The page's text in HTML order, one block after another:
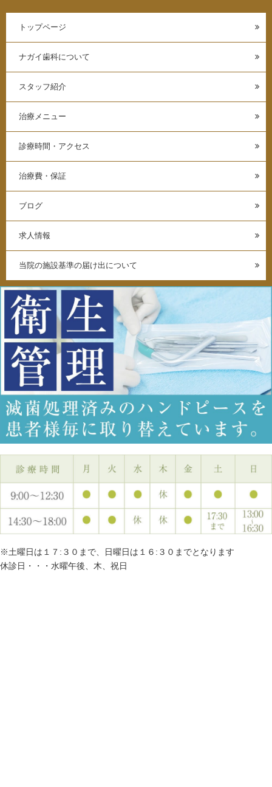
トップページ
ナガイ歯科について
スタッフ紹介
治療メニュー
診療時間・アクセス
治療費・保証
ブログ
求人情報
当院の施設基準の届け出について
※土曜日は１７:３０まで、日曜日は１６:３０までとなります
休診日・・・水曜午後、木、祝日